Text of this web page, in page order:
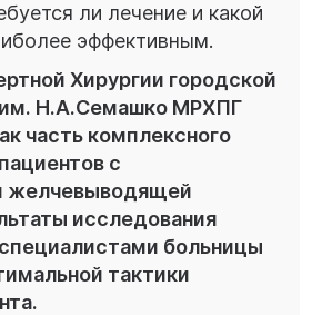
ли лечение и какой
эффективным.
Хирургии городской
Н.А.Семашко МРХПГ
часть комплексного
с
желчевыводящей
исследования
больницы
тактики